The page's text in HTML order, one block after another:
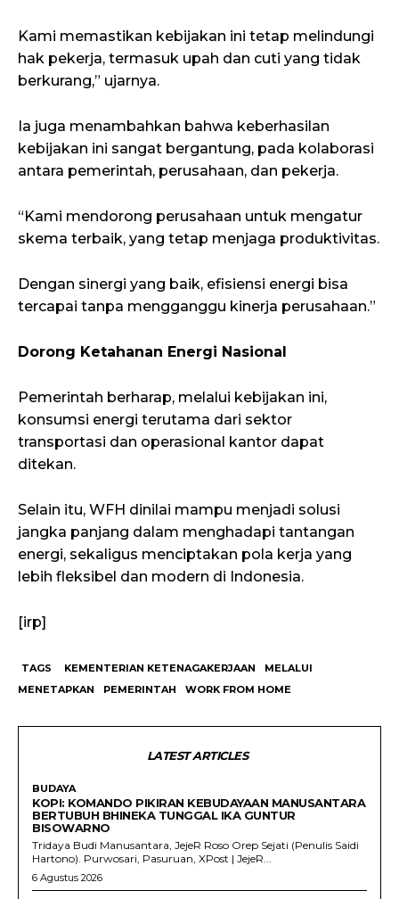
Kami memastikan kebijakan ini tetap melindungi
hak pekerja, termasuk upah dan cuti yang tidak
berkurang,” ujarnya.
Ia juga menambahkan bahwa keberhasilan
kebijakan ini sangat bergantung, pada kolaborasi
antara pemerintah, perusahaan, dan pekerja.
“Kami mendorong perusahaan untuk mengatur
skema terbaik, yang tetap menjaga produktivitas.
Dengan sinergi yang baik, efisiensi energi bisa
tercapai tanpa mengganggu kinerja perusahaan.”
Dorong Ketahanan Energi Nasional
Pemerintah berharap, melalui kebijakan ini,
konsumsi energi terutama dari sektor
transportasi dan operasional kantor dapat
ditekan.
Selain itu, WFH dinilai mampu menjadi solusi
jangka panjang dalam menghadapi tantangan
energi, sekaligus menciptakan pola kerja yang
lebih fleksibel dan modern di Indonesia.
[irp]
TAGS KEMENTERIAN KETENAGAKERJAAN
MELALUI
MENETAPKAN
PEMERINTAH WORK FROM HOME
LATEST ARTICLES
BUDAYA
KOPI: KOMANDO PIKIRAN KEBUDAYAAN MANUSANTARA
BERTUBUH BHINEKA TUNGGAL IKA GUNTUR
BISOWARNO
Tridaya Budi Manusantara, JejeR Roso Orep Sejati (Penulis Saidi
Hartono). Purwosari, Pasuruan, XPost | JejeR...
6 Agustus 2026